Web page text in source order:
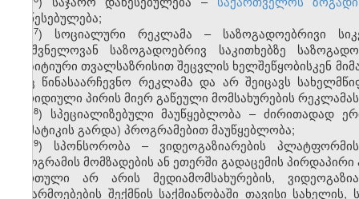
დაწესებულება;
7) სოციალური რეკლამა – საზოგადოებრივი
მნიშვნელოვან საზოგადოებრივ საკითხებზე
პოზიტიური თვალსაზრისით შეცვლის ხელშეწყობისკენ
არც წინასაარჩევნო რეკლამა და არ შეიცავს
იურიდიული პირის მიერ გაწეული მომსახურების
8) სპეციალიზებული მაუწყებლობა – ძირითადად
თემატიკის გარდა) პროგრამებით მაუწყებლობა;
9) სპონსორობა – ვიდეოგაზიარების
პროგრამის მომზადების ან ეთერში გადაცემის
ჩართული არ არის მედიამომსახურების,
ნაწარმოებების შექმნის საქმიანობაში თავისი